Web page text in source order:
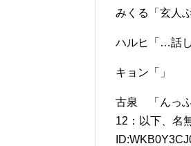
みくる「玄人
ハルヒ「…話
キョン「」
古泉 「んっふ
12：以下、名